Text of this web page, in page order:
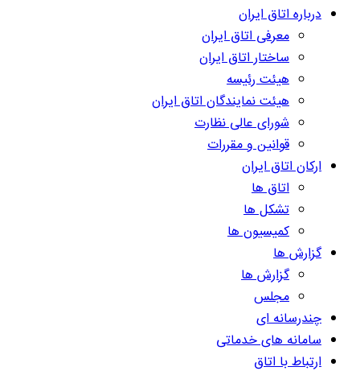
درباره اتاق ایران
معرفی اتاق ایران
ساختار اتاق ایران
هیئت رئیسه
هیئت نمایندگان اتاق ایران
شورای عالی نظارت
قوانین و مقررات
ارکان اتاق ایران
اتاق ها
تشکل ها
کمیسیون ها
گزارش ها
گزارش ها
مجلس
چندرسانه ای
سامانه های خدماتی
ارتباط با اتاق